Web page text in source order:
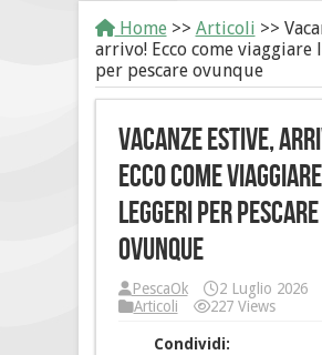
Home >> Articoli >>
arrivo! Ecco come viaggiare
per pescare ovunque
Vacanze estive,
Ecco come viaggiare
leggeri per pescare
ovunque
PescaOk
2 Luglio 2026
Articoli
227 Views
Condividi: